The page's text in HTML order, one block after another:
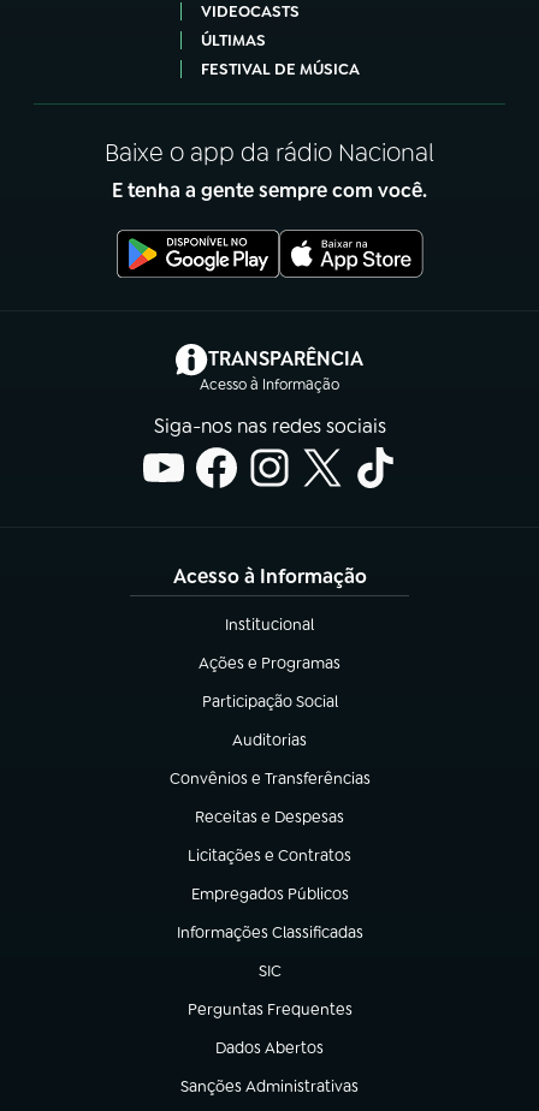
VIDEOCASTS
ÚLTIMAS
FESTIVAL DE MÚSICA
Baixe o app da rádio Nacional
E tenha a gente sempre com você.
TRANSPARÊNCIA
Acesso à Informação
(abre em nova aba)
Siga-nos nas redes sociais
Acesso à Informação
Institucional
(abre em nova aba)
Ações e Programas
(abre em nova aba)
Participação Social
(abre em nova aba)
Auditorias
(abre em nova aba)
Convênios e Transferências
(abre em nova aba)
Receitas e Despesas
(abre em nova aba)
Licitações e Contratos
(abre em nova aba)
Empregados Públicos
(abre em nova aba)
Informações Classificadas
(abre em nova aba)
SIC
(abre em nova aba)
Perguntas Frequentes
(abre em nova aba)
Dados Abertos
(abre em nova aba)
Sanções Administrativas
(abre em nova aba)